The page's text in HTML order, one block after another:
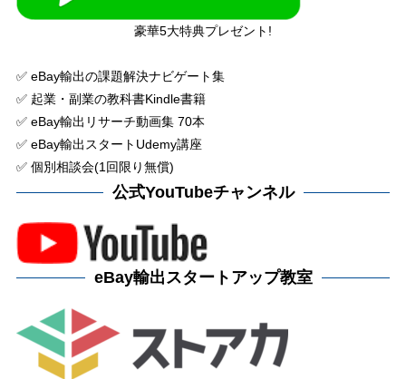
豪華5大特典プレゼント!
✅ eBay輸出の課題解決ナビゲート集
✅ 起業・副業の教科書Kindle書籍
✅ eBay輸出リサーチ動画集 70本
✅ eBay輸出スタートUdemy講座
✅ 個別相談会(1回限り無償)
公式YouTubeチャンネル
eBay輸出スタートアップ教室